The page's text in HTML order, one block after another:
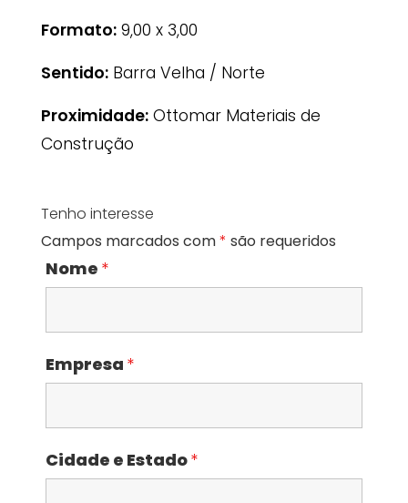
Formato: 9,00 x 3,00
Sentido: Barra Velha / Norte
Proximidade: Ottomar Materiais de
Construção
Tenho interesse
Campos marcados com* são requeridos
Nome *
Empresa *
Cidade e Estado*